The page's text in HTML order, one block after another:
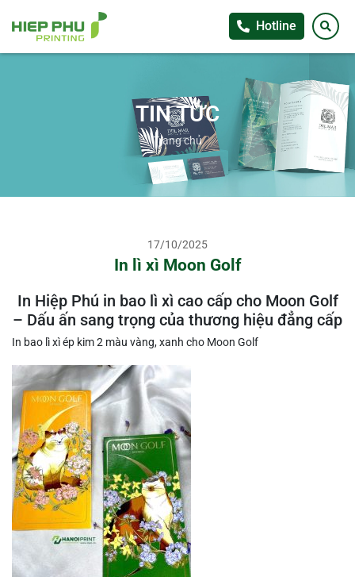
Hotline
TIN TỨC
Trang chủ
17/10/2025
In lì xì Moon Golf
In Hiệp Phú in bao lì xì cao cấp cho Moon Golf
– Dấu ấn sang trọng của thương hiệu đẳng cấp
In bao lì xì ép kim 2 màu vàng, xanh cho Moon Golf